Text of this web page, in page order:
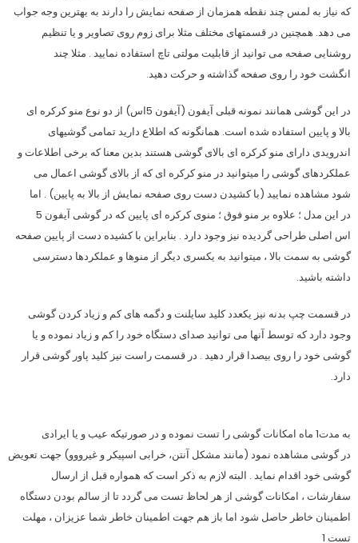
که نیاز به لمس چند نقطه همزمان از صفحه نمایش را دارند به بهترین وجه جواب
می دهد. همچنین در قسمتهای مختلف مثلا برای زوم روی تصاویر و یا تنظیم
روشنایی صفحه می توانید از قابلیت مولتی تاچ استفاده نمایید . مثلا چند
انگشت خود را روی صفحه گذاشته و حرکت دهید.
در این گوشی همانند نمونه قبلی آیفون (آیفون 5اس) از دو نوع منو کرکره ای
بالا و پایین استفاده شده است. همانگونه که اطلاع دارید تمامی گوشیهای
اندرویدی دارای منو کرکره ای بالای گوشی هستند بدین معنا که برخی اطلاعات و
عملکردهای گوشی را میتوانید در منو کرکره ای که از بالای گوشی اعمال می
شود مشاهده نمایید (با کشیدن دست روی صفحه نمایش از بالا به پایین) . اما
در این مدل ؛ علاوه بر منو فوق ؛ منوی کرکره ای پایین که در گوشی آیفون 5
اس اصلی طراحی گردیده نیز وجود دارد . بنابراین با کشیده دست از پایین صفحه
گوشی به سمت بالا ، میتوانید به یکسری دیگر از منوها و عملکردها دسترسی
داشته باشید.
در قسمت چپ بدنه نیز یکعدد کلید سایلنت و دگمه های کم و زیاد کردن گوشی
وجود دارد که توسط آنها می توانید صدای دستگاه خود را کم و زیاد نموده و یا
گوشی خود را روی بیصدا قرار دهید . در قسمت راست نیز کلید پاور گوشی قرار
دارد.
به مدت1 ماه امکانات گوشی را تست نموده و در صورتیکه عیب و یا ایرادی
در گوشی مشاهده نمود (مانند مشکل آنتن، خرابی اسپیکر و غیرووو) جهت تعویض
گوشی خود اقدام نماید . البته لازم به ذکر است که همواره قبل از ارسال
سفارشات ، امکانات گوشی از هر لحاظ تست می گردد تا از سالم بودن دستگاه
اطمینان خاطر حاصل شود اما باز هم جهت اطمینان خاطر شما عزیزان ، مهلت
تست 1